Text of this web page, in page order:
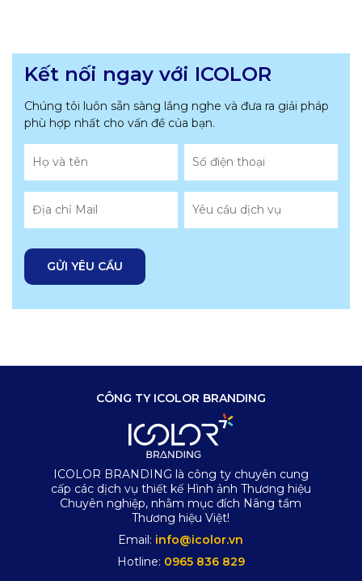
Kết nối ngay với ICOLOR
Chúng tôi luôn sẵn sàng lắng nghe và đưa ra giải pháp
phù hợp nhất cho vấn đề của bạn.
CÔNG TY ICOLOR BRANDING
ICOLOR BRANDING là công ty chuyên cung
cấp các dịch vụ thiết kế Hình ảnh Thương hiệu
Chuyên nghiệp, nhằm mục đích Nâng tầm
Thương hiệu Việt!
Email: info@icolor.vn
Hotline: 0965 836 829